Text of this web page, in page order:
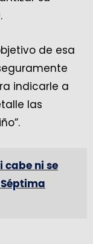
de esa
indicarle a
las
cabe ni se